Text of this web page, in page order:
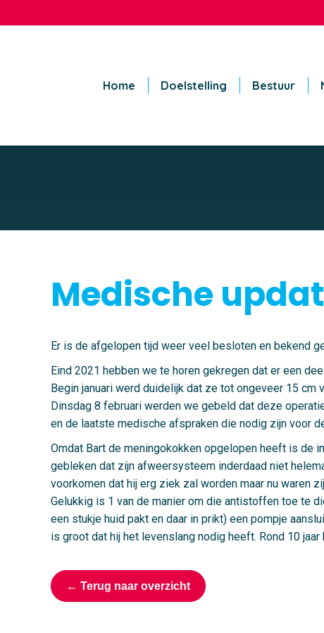
Home Doelstelling Bestuur
Medische
Er is de afgelopen tijd weer veel besloten en bekend
Eind 2021 hebben we te horen gekregen dat er een
Begin januari werd duidelijk dat ze tot ongeveer 15
Dinsdag 8 februari werden we gebeld dat deze
en de laatste medische afspraken die nodig zijn voor
Omdat Bart de meningokokken opgelopen heeft is de
gebleken dat zijn afweersysteem inderdaad niet
voorkomen dat hij erg ziek zal worden maar nu waren
Gelukkig is 1 van de manier om die antistoffen toe te
een stukje huid pakt en daar in prikt) een pompje
is groot dat hij het levenslang nodig heeft. Rond 10
← Terug naar overzicht